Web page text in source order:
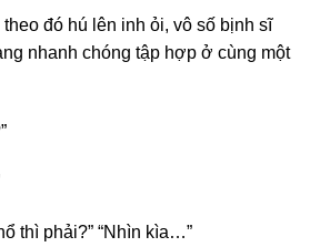
đó hú lên inh ỏi, vô số bịnh sĩ
nhanh chóng tập hợp ở cùng một
thì phải?” “Nhìn kìa…”